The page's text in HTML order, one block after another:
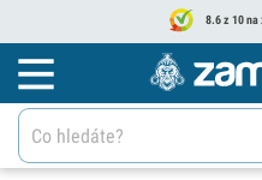
8.6 z 10